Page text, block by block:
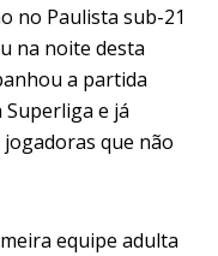
no Paulista sub-21
na noite desta
a partida
e já
que não
equipe adulta